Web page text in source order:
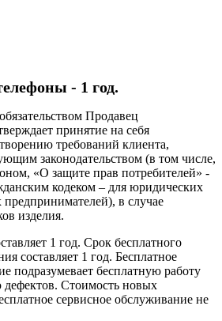
- 1 год.
Продавец
принятие на себя
требований клиента,
законодательством (в том числе,
«О защите прав потребителей» -
кодеком – для юридических
в случае
изделия.
1 год. Срок бесплатного
составляет 1 год. Бесплатное
подразумевает бесплатную работу
дефектов. Стоимость новых
сервисное обслуживание не